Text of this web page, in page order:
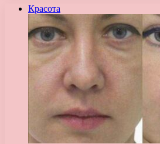
Красота